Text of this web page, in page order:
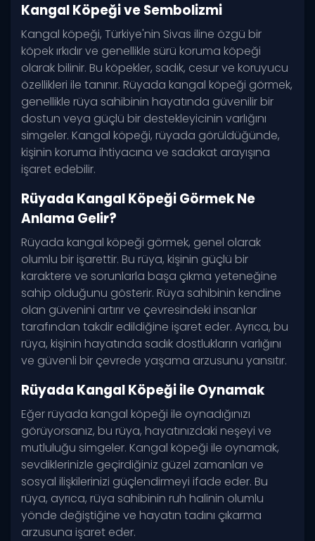
Kangal Köpeği ve Sembolizmi
Kangal köpeği, Türkiye'nin Sivas iline özgü bir
köpek ırkıdır ve genellikle sürü koruma köpeği
olarak bilinir. Bu köpekler, sadık, cesur ve koruyucu
özellikleri ile tanınır. Rüyada kangal köpeği görmek,
genellikle rüya sahibinin hayatında güvenilir bir
dostun veya güçlü bir destekleyicinin varlığını
simgeler. Kangal köpeği, rüyada görüldüğünde,
kişinin koruma ihtiyacına ve sadakat arayışına
işaret edebilir.
Rüyada Kangal Köpeği Görmek Ne
Anlama Gelir?
Rüyada kangal köpeği görmek, genel olarak
olumlu bir işarettir. Bu rüya, kişinin güçlü bir
karaktere ve sorunlarla başa çıkma yeteneğine
sahip olduğunu gösterir. Rüya sahibinin kendine
olan güvenini artırır ve çevresindeki insanlar
tarafından takdir edildiğine işaret eder. Ayrıca, bu
rüya, kişinin hayatında sadık dostlukların varlığını
ve güvenli bir çevrede yaşama arzusunu yansıtır.
Rüyada Kangal Köpeği ile Oynamak
Eğer rüyada kangal köpeği ile oynadığınızı
görüyorsanız, bu rüya, hayatınızdaki neşeyi ve
mutluluğu simgeler. Kangal köpeği ile oynamak,
sevdiklerinizle geçirdiğiniz güzel zamanları ve
sosyal ilişkilerinizi güçlendirmeyi ifade eder. Bu
rüya, ayrıca, rüya sahibinin ruh halinin olumlu
yönde değiştiğine ve hayatın tadını çıkarma
arzusuna işaret eder.